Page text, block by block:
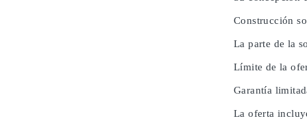
Construcción
La parte de la
Límite de la
Garantía
La oferta